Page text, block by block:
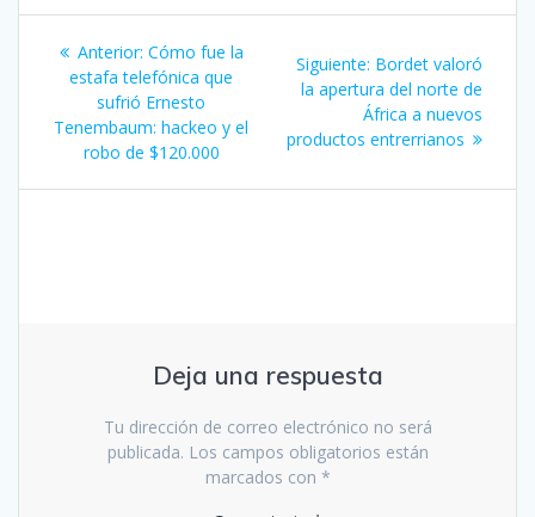
Navegación
entradas
Anterior: Entrada
anterior:
Cómo fue la
estafa telefónica que
sufrió Ernesto
Tenembaum: hackeo y el
robo de $120.000
Siguiente: Siguiente
entrada:
Bordet valoró
la apertura del norte de
África a nuevos
productos entrerrianos
Deja una respuesta
Tu dirección de correo electrónico no será
publicada. Los campos obligatorios están
marcados con *